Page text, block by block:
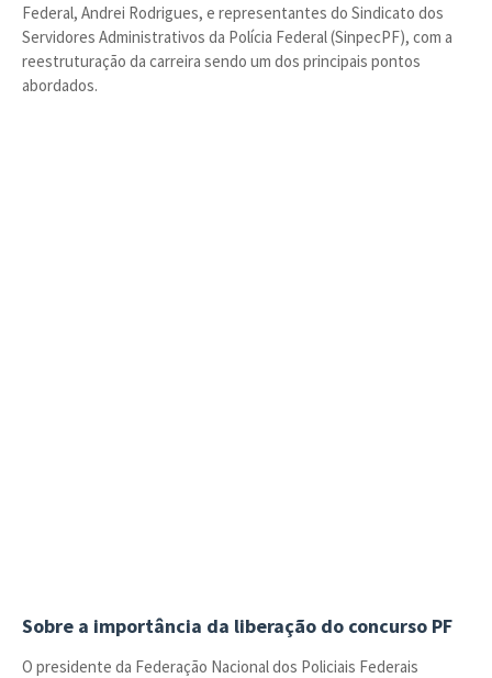
Federal, Andrei Rodrigues, e representantes do Sindicato dos
Servidores Administrativos da Polícia Federal (SinpecPF), com a
reestruturação da carreira sendo um dos principais pontos
abordados.
Sobre a importância da liberação do concurso PF
O presidente da Federação Nacional dos Policiais Federais